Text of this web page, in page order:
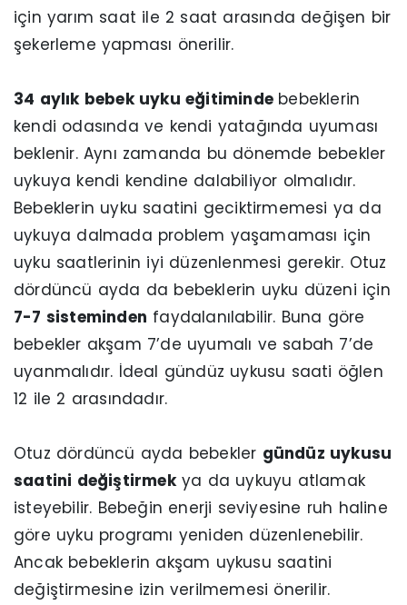
için yarım saat ile 2 saat arasında değişen bir
şekerleme yapması önerilir.
34 aylık bebek uyku eğitiminde bebeklerin
kendi odasında ve kendi yatağında uyuması
beklenir. Aynı zamanda bu dönemde bebekler
uykuya kendi kendine dalabiliyor olmalıdır.
Bebeklerin uyku saatini geciktirmemesi ya da
uykuya dalmada problem yaşamaması için
uyku saatlerinin iyi düzenlenmesi gerekir. Otuz
dördüncü ayda da bebeklerin uyku düzeni için
7-7 sisteminden faydalanılabilir. Buna göre
bebekler akşam 7’de uyumalı ve sabah 7’de
uyanmalıdır. İdeal gündüz uykusu saati öğlen
12 ile 2 arasındadır.
Otuz dördüncü ayda bebekler gündüz uykusu
saatini değiştirmekya da uykuyu atlamak
isteyebilir. Bebeğin enerji seviyesine ruh haline
göre uyku programı yeniden düzenlenebilir.
Ancak bebeklerin akşam uykusu saatini
değiştirmesine izin verilmemesi önerilir.